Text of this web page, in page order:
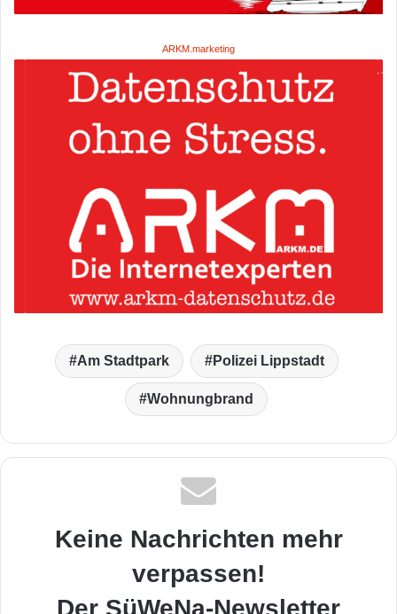
ARKM.marketing
Am Stadtpark Polizei Lippstadt
Wohnungbrand
Keine Nachrichten mehr
verpassen!